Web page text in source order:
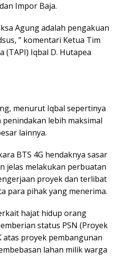
Impor Baja.
Agung adalah pengakuan
” komentari Ketua Tim
(TAPI) Iqbal D. Hutapea
menurut Iqbal sepertinya
lebih maksimal
lainnya.
BTS 4G hendaknya sasar
jelas melakukan perbuatan
proyek dan terlibat
para pihak yang menerima.
hajat hidup orang
status PSN (Proyek
atas proyek pembangunan
lahan milik warga